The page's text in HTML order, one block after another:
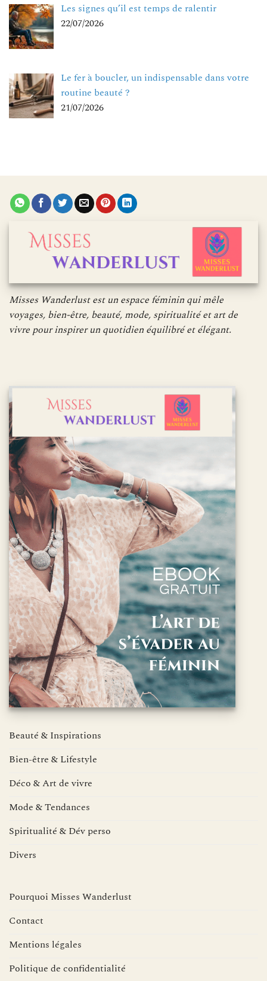
Les signes qu’il est temps de ralentir
22/07/2026
Le fer à boucler, un indispensable dans votre
routine beauté ?
21/07/2026
Misses Wanderlust est un espace féminin qui mêle
voyages, bien-être, beauté, mode, spiritualité et art de
vivre pour inspirer un quotidien équilibré et élégant.
Beauté & Inspirations
Bien-être & Lifestyle
Déco & Art de vivre
Mode & Tendances
Spiritualité & Dév perso
Divers
Pourquoi Misses Wanderlust
Contact
Mentions légales
Politique de confidentialité